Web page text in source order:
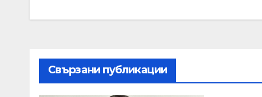
Свързани публикации